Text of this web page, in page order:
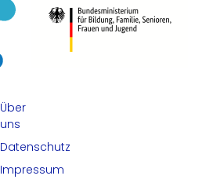
Über
uns
Datenschutz
Impressum